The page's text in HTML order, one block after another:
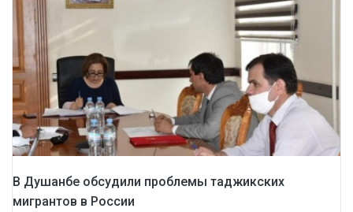
В Душанбе обсудили проблемы таджикских
мигрантов в России